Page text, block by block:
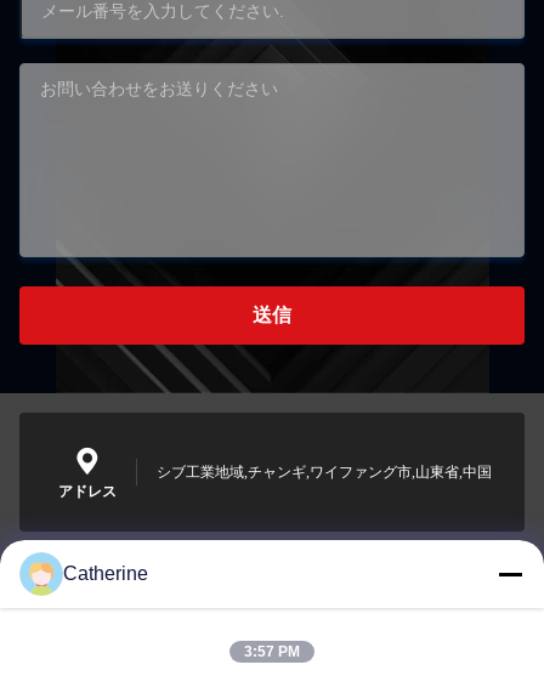
送信
アドレス
シブ工業地域,チャンギ,ワイファング市,山東省,中国
padraic@huayumachine.cn
Catherine
3:57 PM